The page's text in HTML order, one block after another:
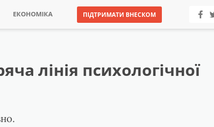
ЕКОНОМІКА ПІДТРИМАТИ ВНЕСКОМ
лінія психологічної